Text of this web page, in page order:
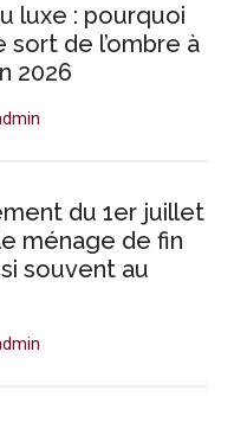
luxe : pourquoi
sort de l’ombre à
2026
du 1er juillet
ménage de fin
souvent au